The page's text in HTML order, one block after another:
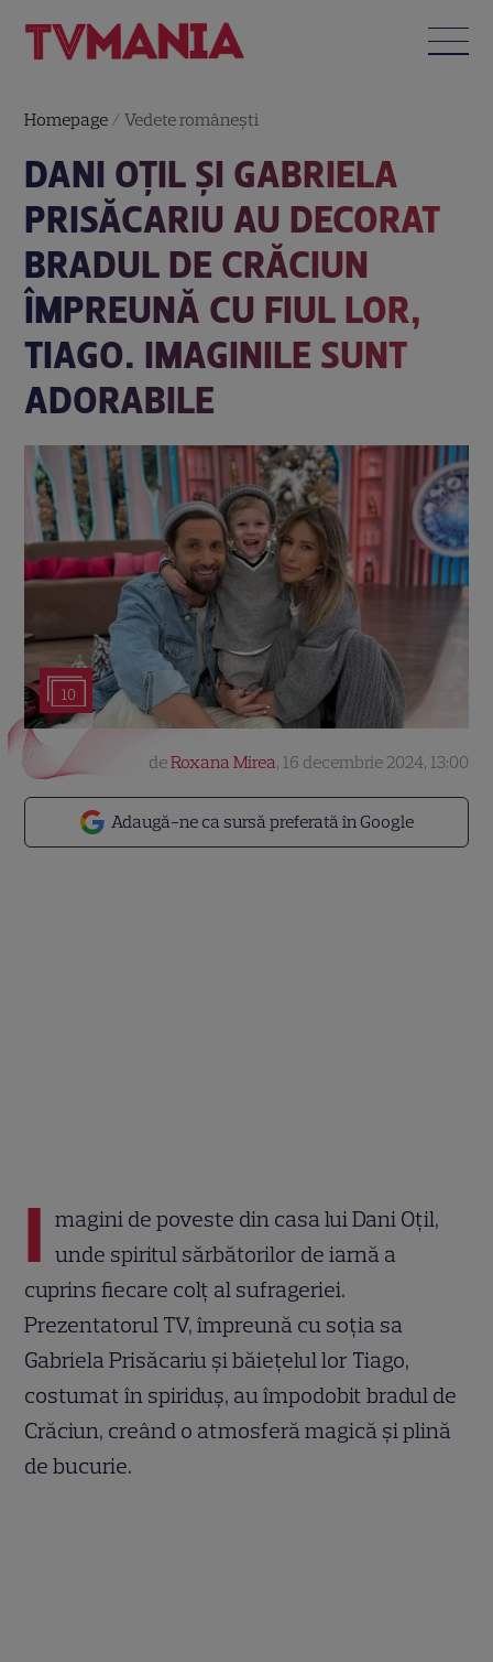
Homepage /Vedete româneşti
DANI OȚIL ȘI GABRIELA
PRISĂCARIU AU DECORAT
BRADUL DE CRĂCIUN
ÎMPREUNĂ CU FIUL LOR,
TIAGO. IMAGINILE SUNT
ADORABILE
10
Adaugă-ne ca sursă preferată în Google
deRoxana Mirea, 16 decembrie 2024, 13:00
I magini de poveste din casa lui Dani Oțil,
unde spiritul sărbătorilor de iarnă a
cuprins fiecare colț al sufrageriei.
Prezentatorul TV, împreună cu soția sa
Gabriela Prisăcariu și băiețelul lor Tiago,
costumat în spiriduș, au împodobit bradul de
Crăciun, creând o atmosferă magică și plină
de bucurie.